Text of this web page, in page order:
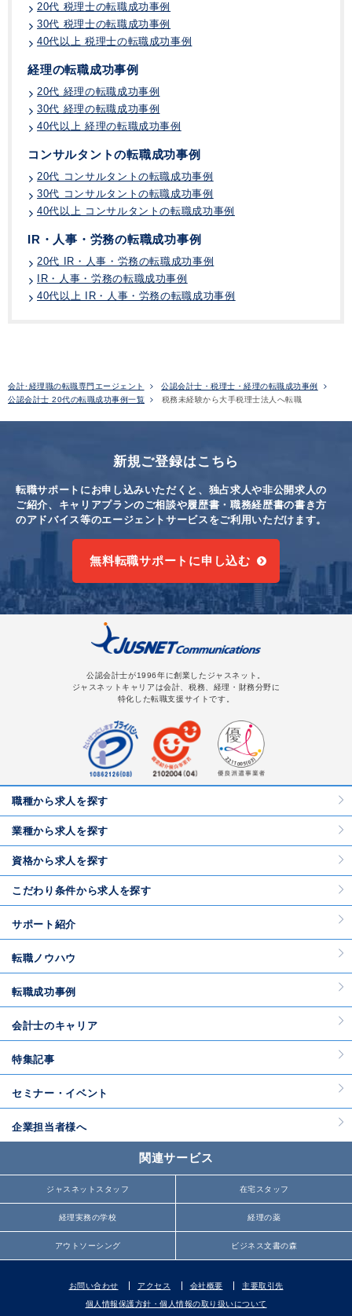
20代 税理士の転職成功事例
30代 税理士の転職成功事例
40代以上 税理士の転職成功事例
経理の転職成功事例
20代 経理の転職成功事例
30代 経理の転職成功事例
40代以上 経理の転職成功事例
コンサルタントの転職成功事例
20代 コンサルタントの転職成功事例
30代 コンサルタントの転職成功事例
40代以上 コンサルタントの転職成功事例
IR・人事・労務の転職成功事例
20代 IR・人事・労務の転職成功事例
IR・人事・労務の転職成功事例
40代以上 IR・人事・労務の転職成功事例
会計･経理職の転職専門エージェント
公認会計士・税理士・経理の転職成功事例
公認会計士 20代の転職成功事例一覧
税務未経験から大手税理士法人へ転職
新規ご登録はこちら
転職サポートにお申し込みいただくと、独占求人や非公開求人の
ご紹介、キャリアプランのご相談や履歴書・職務経歴書の書き方
のアドバイス等のエージェントサービスをご利用いただけます。
無料転職サポートに申し込む
公認会計士が1996年に創業したジャスネット。
ジャスネットキャリアは会計、税務、経理・財務分野に
特化した転職支援サイトです。
職種から求人を探す
業種から求人を探す
資格から求人を探す
こだわり条件から求人を探す
サポート紹介
転職ノウハウ
転職成功事例
会計士のキャリア
特集記事
セミナー・イベント
企業担当者様へ
関連サービス
ジャスネットスタッフ 在宅スタッフ
経理実務の学校 経理の薬
アウトソーシング ビジネス文書の森
お問い合わせ アクセス 会社概要 主要取引先
個人情報保護方針・個人情報の取り扱いについて